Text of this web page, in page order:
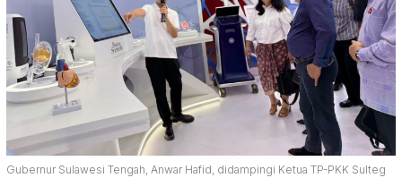
Gubernur Sulawesi Tengah, Anwar Hafid, didampingi Ketua TP-PKK Sulteg